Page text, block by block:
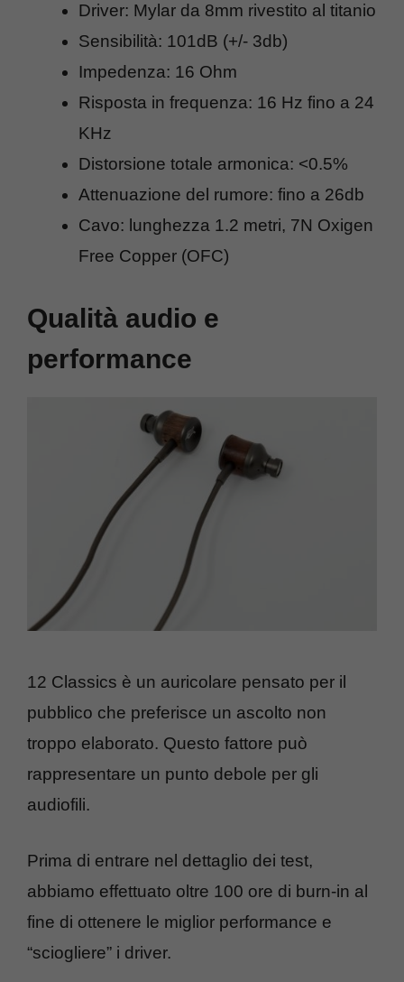
Driver: Mylar da 8mm rivestito al titanio
Sensibilità: 101dB (+/- 3db)
Impedenza: 16 Ohm
Risposta in frequenza: 16 Hz fino a 24
KHz
Distorsione totale armonica: <0.5%
Attenuazione del rumore: fino a 26db
Cavo: lunghezza 1.2 metri, 7N Oxigen
Free Copper (OFC)
Qualità audio e
performance
12 Classics è un auricolare pensato per il
pubblico che preferisce un ascolto non
troppo elaborato. Questo fattore può
rappresentare un punto debole per gli
audiofili.
Prima di entrare nel dettaglio dei test,
abbiamo effettuato oltre 100 ore di burn-in al
fine di ottenere le miglior performance e
“sciogliere” i driver.